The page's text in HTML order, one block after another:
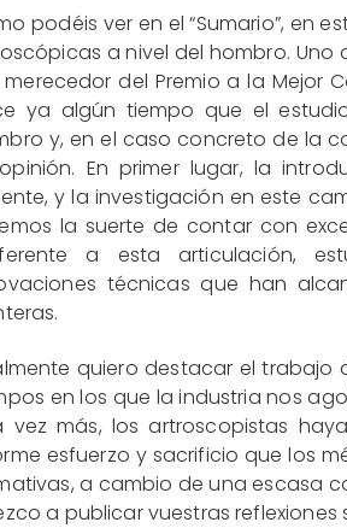
podéis ver en el “Sumario”, en
a nivel del hombro. Uno
del Premio a la Mejor
ya algún tiempo que el
y, en el caso concreto de la
En primer lugar, la
y la investigación en este
la suerte de contar con
a esta articulación,
técnicas que han
quiero destacar el trabajo
en los que la industria nos
vez más, los artroscopistas
esfuerzo y sacrificio que los
a cambio de una escasa
a publicar vuestras